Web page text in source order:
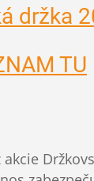
držka
TU